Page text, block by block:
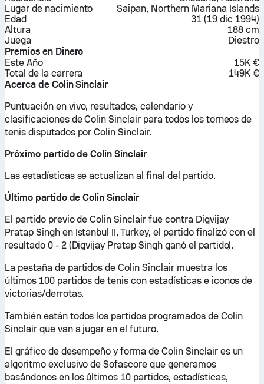
Lugar de nacimiento
Saipan, Northern Mariana Islands
Edad
31 (19 dic 1994)
Altura
188 cm
Juega
Diestro
Premios en Dinero
Este Año
15K €
Total de la carrera
149K €
Acerca de Colin Sinclair
Puntuación en vivo, resultados, calendario y
clasificaciones de Colin Sinclair para todos los torneos de
tenis disputados por Colin Sinclair.
Próximo partido de Colin Sinclair
Las estadísticas se actualizan al final del partido.
Último partido de Colin Sinclair
El partido previo de Colin Sinclair fue contra Digvijay
Pratap Singh en Istanbul II, Turkey, el partido finalizó con el
resultado 0 - 2 (Digvijay Pratap Singh ganó el partido).
La pestaña de partidos de Colin Sinclair muestra los
últimos 100 partidos de tenis con estadísticas e iconos de
victorias/derrotas.
También están todos los partidos programados de Colin
Sinclair que van a jugar en el futuro.
El gráfico de desempeño y forma de Colin Sinclair es un
algoritmo exclusivo de Sofascore que generamos
basándonos en los últimos 10 partidos, estadísticas,